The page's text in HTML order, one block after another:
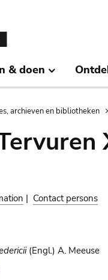
& doen
archieven en bibliotheken
| Contact persons
(Engl.) A. Meeuse